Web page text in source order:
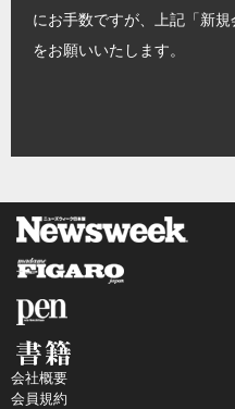
にお手数ですが、上記「新
をお願いいたします。
会社概要
会員規約